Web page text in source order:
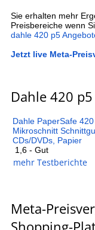
Sie erhalten mehr
Preisbereiche wenn
dahle 420 p5
Jetzt live Meta-
Dahle 420
Dahle PaperSafe
Mikroschnitt
CDs/DVDs, Papier
1,6 - Gut
mehr Testberichte
Meta-
Shopping-